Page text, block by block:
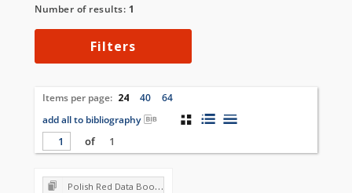
Number of results: 1
Filters
Items per page: 24 40
64
add all to bibliography
of
1
Polish Red Data Book of Plants : Pteridophytes and flowering plants